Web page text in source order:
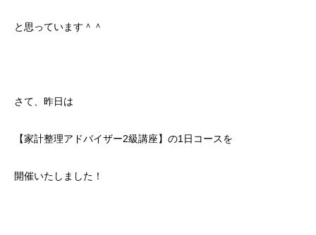
と思っています＾＾
さて、昨日は
【家計整理アドバイザー2級講座】の1日コースを
開催いたしました！